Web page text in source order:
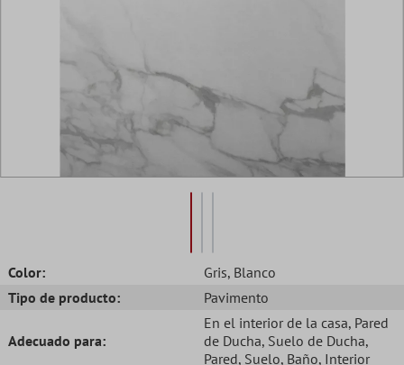
Color: Gris, Blanco
Tipo de producto:
Pavimento
Adecuado para:
En el interior de la casa, Pared
de Ducha, Suelo de Ducha,
Pared, Suelo, Baño, Interior